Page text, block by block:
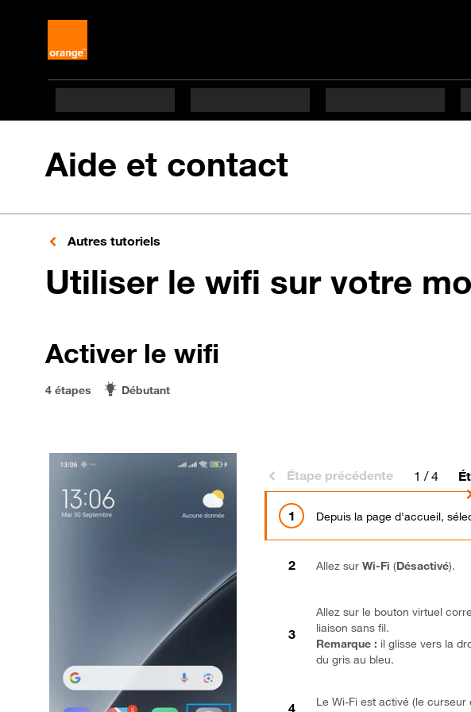
Aide et contact
Autres tutoriels
Utiliser le wifi sur votre
Activer le wifi
4 étapes Débutant
Étape précédente 1 / 4
Depuis la page d'accueil,
Allez surWi-Fi (Désactivé).
Allez sur le bouton virtuel
liaison sans fil.
Remarque : il glisse vers la
du gris au bleu.
Le Wi-Fi est activé (le curseur